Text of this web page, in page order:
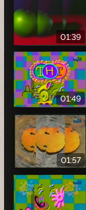
01:39
01:49
01:57